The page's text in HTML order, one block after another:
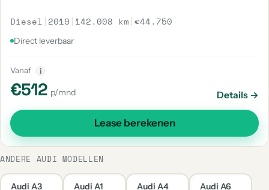
Diesel | 2019 | 142.008 km |€44.750
Direct leverbaar
Vanaf i
€512 p/mnd Details →
Lease berekenen
ANDERE AUDI MODELLEN
Audi A3 Audi A1 Audi A4 Audi A6